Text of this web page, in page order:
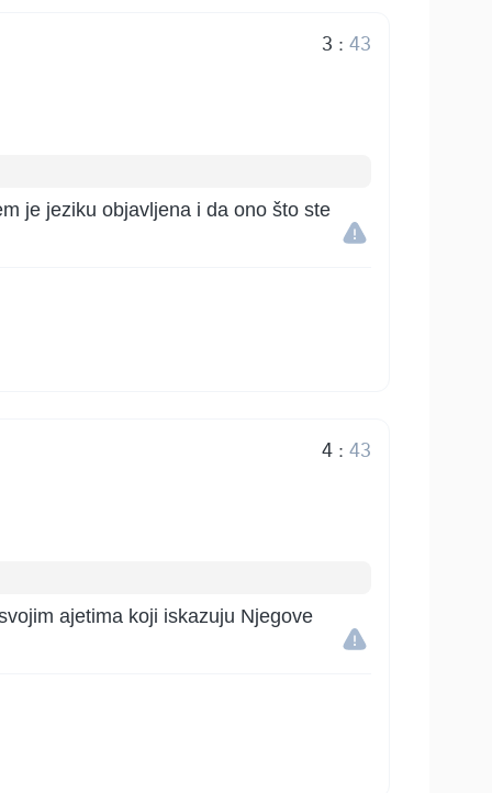
3 :43
je jeziku objavljena i da ono što ste
4:43
ajetima koji iskazuju Njegove